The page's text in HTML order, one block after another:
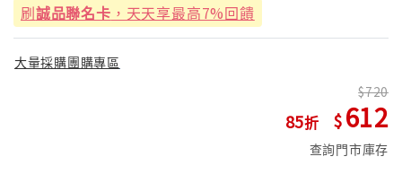
刷誠品聯名卡 ，天天享最高7%回饋
大量採購團購專區
85
720
612
查詢門市庫存